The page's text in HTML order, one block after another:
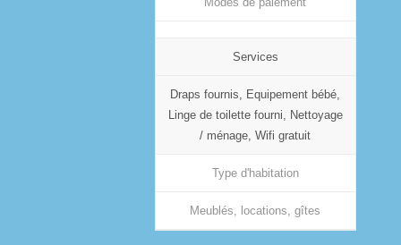
Services
Draps fournis, Equipement bébé,
Linge de toilette fourni, Nettoyage
/ ménage, Wifi gratuit
Type d'habitation
Meublés, locations, gîtes